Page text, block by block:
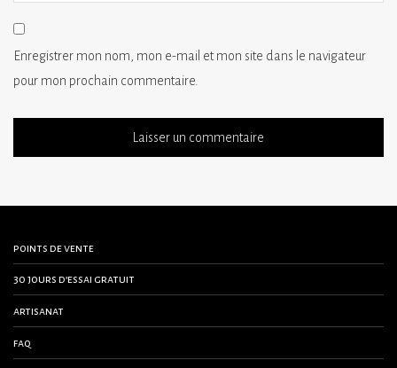
Enregistrer mon nom, mon e-mail et mon site dans le navigateur
pour mon prochain commentaire.
points de vente
30 jours d’essai gratuit
artisanat
faq